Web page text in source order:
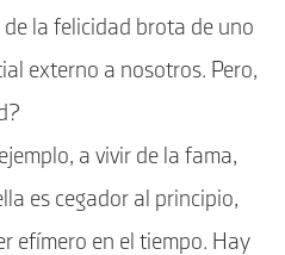
la felicidad brota de uno
externo a nosotros. Pero,
a vivir de la fama,
es cegador al principio,
efímero en el tiempo. Hay